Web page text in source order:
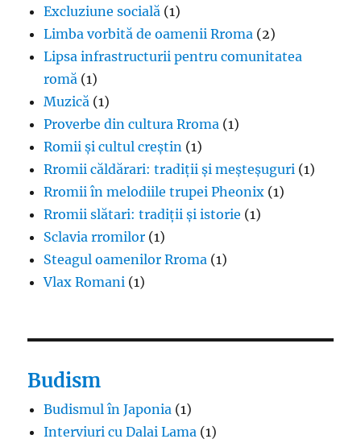
Excluziune socială (1)
Limba vorbită de oamenii Rroma (2)
Lipsa infrastructurii pentru comunitatea
romă (1)
Muzică (1)
Proverbe din cultura Rroma (1)
Romii și cultul creștin (1)
Rromii căldărari: tradiții și meșteșuguri (1)
Rromii în melodiile trupei Pheonix (1)
Rromii slătari: tradiții și istorie (1)
Sclavia rromilor (1)
Steagul oamenilor Rroma (1)
Vlax Romani (1)
Budism
Budismul în Japonia (1)
Interviuri cu Dalai Lama (1)